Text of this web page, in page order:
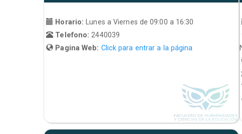
Horario:
Lunes a Viernes de 09:00 a 16:30
Telefono: 2440039
Pagina Web: Click para entrar a la página